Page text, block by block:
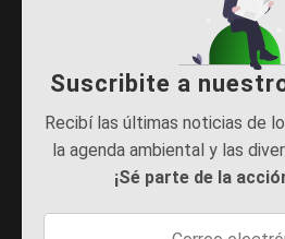
Suscribite a
Recibí las últimas noticias de
la agenda ambiental y las
¡Sé parte de la